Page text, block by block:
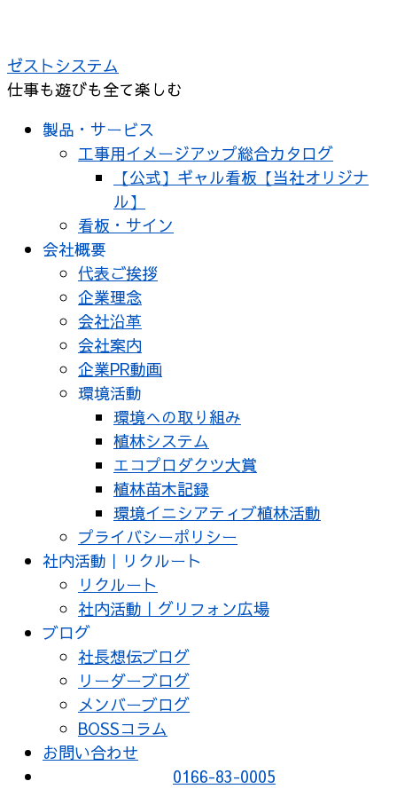
テ
ン
ゼストシステム
仕事も遊びも全て楽しむ
製品・サービス
工事用イメージアップ総合カタログ
【公式】ギャル看板【当社オリジナ
ル】
看板・サイン
会社概要
代表ご挨拶
企業理念
会社沿革
会社案内
企業PR動画
環境活動
環境への取り組み
植林システム
エコプロダクツ大賞
植林苗木記録
環境イニシアティブ植林活動
プライバシーポリシー
社内活動｜リクルート
リクルート
社内活動｜グリフォン広場
ブログ
社長想伝ブログ
リーダーブログ
メンバーブログ
BOSSコラム
お問い合わせ
0166-83-0005